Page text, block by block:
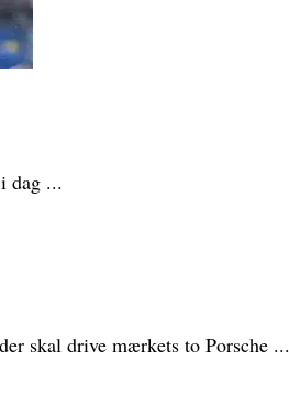
dag ...
skal drive mærkets to Porsche ...